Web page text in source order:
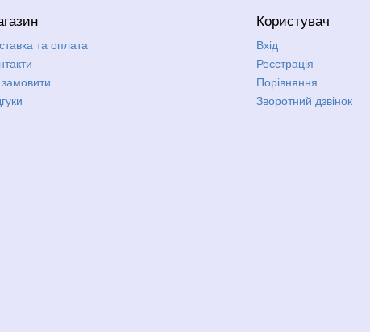
та оплата
Користувач
Вхід
Реєстрація
Порівняння
Зворотний дзвінок